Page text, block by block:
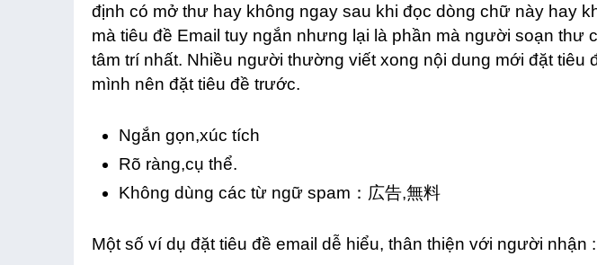
định có mở thư hay không ngay sau khi đọc dòng chữ này hay
mà tiêu đề Email tuy ngắn nhưng lại là phần mà người soạn thư
tâm trí nhất. Nhiều người thường viết xong nội dung mới đặt tiêu
mình nên đặt tiêu đề trước.
Ngắn gọn,xúc tích
Rõ ràng,cụ thể.
Không dùng các từ ngữ spam：広告,無料
Một số ví dụ đặt tiêu đề email dễ hiểu, thân thiện với người nhận :